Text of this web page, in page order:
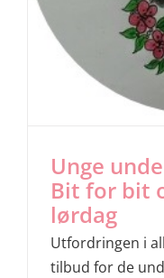
Unge
Bit for bit
lørdag
Utfordringen i
tilbud for de